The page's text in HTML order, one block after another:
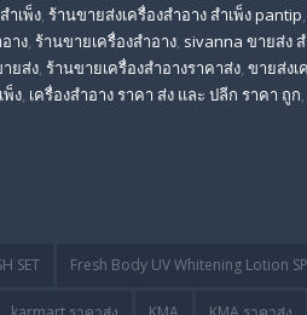
าเพ็ง, ร้านขายส่งเครื่องสําอาง สําเพ็ง pantip,
าง, ร้านขายเครื่องสำอาง, sivanna ขายส่ง สํ
ายส่ง, ร้านขายเครื่องสําอางราคาส่ง, ขายส่งเ
พ็ง, เครื่องสำอาง ราคา ส่ง และ ปลีก ราคา ถูก,
SET Fresh Body UV Whitening Lotion